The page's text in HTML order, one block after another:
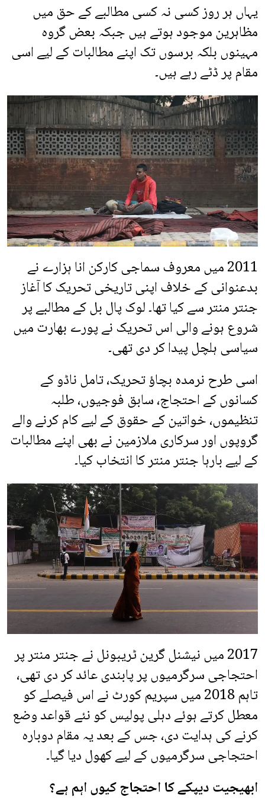
یہاں ہر روز کسی نہ کسی مطالبے کے حق میں
مظاہرین موجود ہوتے ہیں جبکہ بعض گروہ
مہینوں بلکہ برسوں تک اپنے مطالبات کے لیے اسی
مقام پر ڈٹے رہے ہیں۔
2011 میں معروف سماجی کارکن انا ہزارے نے
بدعنوانی کے خلاف اپنی تاریخی تحریک کا آغاز
جنتر منتر سے کیا تھا۔ لوک پال بل کے مطالبے پر
شروع ہونے والی اس تحریک نے پورے بھارت میں
سیاسی ہلچل پیدا کر دی تھی۔
اسی طرح نرمدہ بچاؤ تحریک، تامل ناڈو کے
کسانوں کے احتجاج، سابق فوجیوں، طلبہ
تنظیموں، خواتین کے حقوق کے لیے کام کرنے والے
گروپوں اور سرکاری ملازمین نے بھی اپنے مطالبات
کے لیے بارہا جنتر منتر کا انتخاب کیا۔
2017 میں نیشنل گرین ٹریبونل نے جنتر منتر پر
احتجاجی سرگرمیوں پر پابندی عائد کر دی تھی،
تاہم 2018 میں سپریم کورٹ نے اس فیصلے کو
معطل کرتے ہوئے دہلی پولیس کو نئے قواعد وضع
کرنے کی ہدایت دی، جس کے بعد یہ مقام دوبارہ
احتجاجی سرگرمیوں کے لیے کھول دیا گیا۔
ابھیجیت دیپکے کا احتجاج کیوں اہم ہے؟